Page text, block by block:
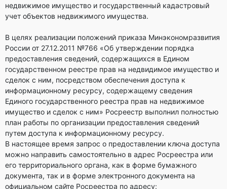
недвижимое имущество и государственный кадастровый
учет объектов недвижимого имущества.
В целях реализации положений приказа Минэкономразвития
России от 27.12.2011 №766 «Об утверждении порядка
предоставления сведений, содержащихся в Едином
государственном реестре прав на недвидимое имущество и
сделок с ним, посредством обеспечения доступа к
информационному ресурсу, содержащему сведения
Единого государственного реестра прав на недвижимое
имущество и сделок с ним» Росреестр выполнил полностью
план работы по организации предоставления сведений
путем доступа к информационному ресурсу.
В настоящее время запрос о предоставлении ключа доступа
можно направить самостоятельно в адрес Росреестра или
его территориального органа, как в форме бумажного
документа, так и в форме электронного документа на
официальном сайте Росреестра по адресу: